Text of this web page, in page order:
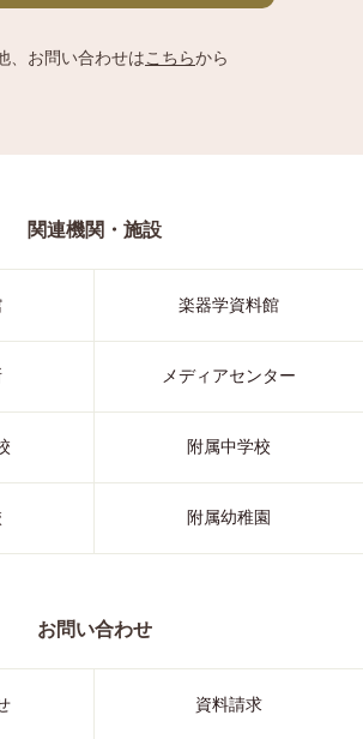
、お問い合わせはこちらから
関連機関・施設
楽器学資料館
メディアセンター
附属中学校
附属幼稚園
お問い合わせ
資料請求